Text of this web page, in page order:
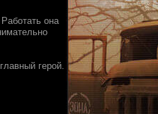
она
герой.